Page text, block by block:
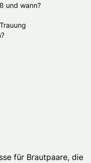
und wann?
für Brautpaare, die